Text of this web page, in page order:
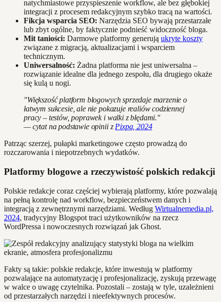
natychmiastowe przyspieszenie workflow, ale bez głębokiej
integracji z procesem redakcyjnym szybko tracą na wartości.
Fikcja wsparcia SEO: Narzędzia SEO bywają przestarzałe
lub zbyt ogólne, by faktycznie podnieść widoczność bloga.
Mit taniości: Darmowe platformy generują ukryte koszty
związane z migracją, aktualizacjami i wsparciem
technicznym.
Uniwersalność: Żadna platforma nie jest uniwersalna –
rozwiązanie idealne dla jednego zespołu, dla drugiego okaże
się kulą u nogi.
"Większość platform blogowych sprzedaje marzenie o
łatwym sukcesie, ale nie pokazuje realiów codziennej
pracy – testów, poprawek i walki z błędami."
— cytat na podstawie opinii z Pixpa, 2024
Patrząc szerzej, pułapki marketingowe często prowadzą do
rozczarowania i niepotrzebnych wydatków.
Platformy blogowe a rzeczywistość polskich redakcji
Polskie redakcje coraz częściej wybierają platformy, które pozwalają
na pełną kontrolę nad workflow, bezpieczeństwem danych i
integracją z zewnętrznymi narzędziami. Według Wirtualnemedia.pl,
2024, tradycyjny Blogspot traci użytkowników na rzecz
WordPressa i nowoczesnych rozwiązań jak Ghost.
Fakty są takie: polskie redakcje, które inwestują w platformy
pozwalające na automatyzację i profesjonalizację, zyskują przewagę
w walce o uwagę czytelnika. Pozostali – zostają w tyle, uzależnieni
od przestarzałych narzędzi i nieefektywnych procesów.